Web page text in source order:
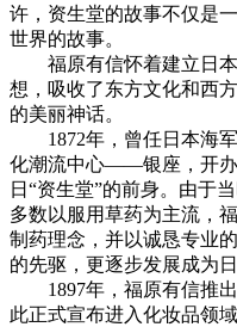
许，资生堂的故事不仅是
世界的故事。
福原有信怀着建立日本
想，吸收了东方文化和西
的美丽神话。
1872年，曾任日本海军
化潮流中心——银座，开办
日“资生堂”的前身。由于
多数以服用草药为主流，
制药理念，并以诚恳专业
的先驱，更逐步发展成为
1897年，福原有信推出
此正式宣布进入化妆品领